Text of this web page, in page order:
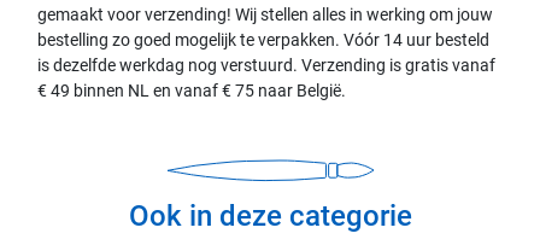
gemaakt voor verzending! Wij stellen alles in werking om jouw
bestelling zo goed mogelijk te verpakken. Vóór 14 uur besteld
is dezelfde werkdag nog verstuurd. Verzending is gratis vanaf
€ 49 binnen NL en vanaf € 75 naar België.
Ook in deze categorie